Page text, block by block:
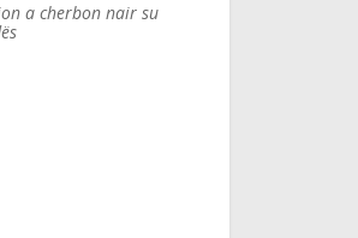
a cherbon nair su